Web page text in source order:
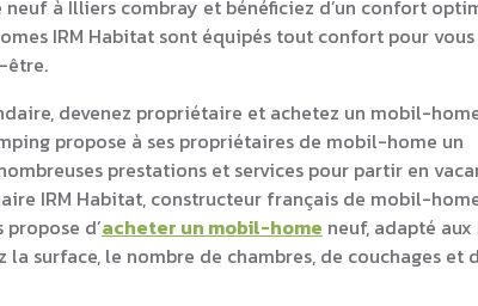
à Illiers combray et bénéficiez d’un confort
IRM Habitat sont équipés tout confort pour
être.
devenez propriétaire et achetez un mobil-
propose à ses propriétaires de mobil-home un
prestations et services pour partir en
IRM Habitat, constructeur français de mobil-
d’acheter un mobil-home neuf, adapté
surface, le nombre de chambres, de couchages et